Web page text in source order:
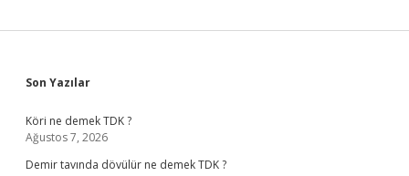
Sidebar
Son Yazılar
Köri ne demek TDK ?
Ağustos 7, 2026
Demir tavında dövülür ne demek TDK ?